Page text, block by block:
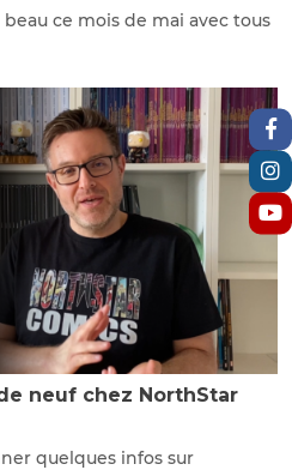
beau ce mois de mai avec tous
neuf chez NorthStar
quelques infos sur